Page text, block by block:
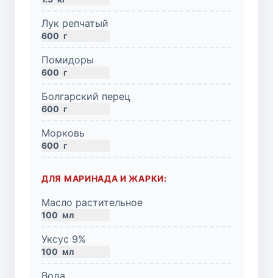
Лук репчатый
600 г
Помидоры
600 г
Болгарский перец
600 г
Морковь
600 г
ДЛЯ МАРИНАДА И ЖАРКИ:
Масло растительное
100 мл
Уксус 9%
100 мл
Вода